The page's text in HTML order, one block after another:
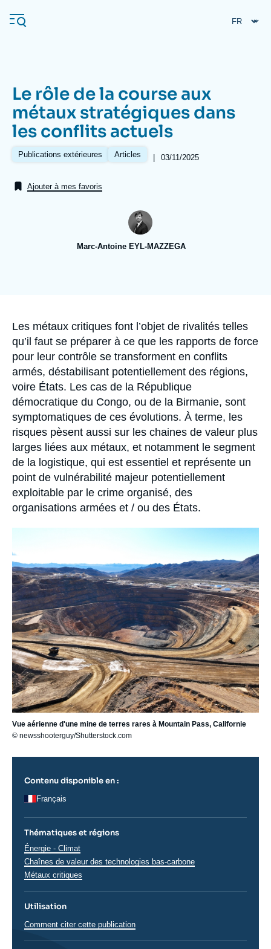
au
contenu
Navigation
principale
L'Ifri
À propos de l'Ifri
Proche-Orient
Le rôle de la course aux
métaux stratégiques dans
les conflits actuels
Publications extérieures Articles |
Date
03/11/2025
Ajouter à mes favoris
Marc-Antoine EYL-MAZZEGA
Accroche
Les métaux critiques font l’objet de rivalités telles
qu’il faut se préparer à ce que les rapports de force
pour leur contrôle se transforment en conflits
armés, déstabilisant potentiellement des régions,
voire États. Les cas de la République
démocratique du Congo, ou de la Birmanie, sont
symptomatiques de ces évolutions. À terme, les
risques pèsent aussi sur les chaines de valeur plus
larges liées aux métaux, et notamment le segment
de la logistique, qui est essentiel et représente un
point de vulnérabilité majeur potentiellement
exploitable par le crime organisé, des
organisations armées et / ou des États.
Vue aérienne d'une mine de terres rares à Mountain Pass, Californie
© newsshooterguy/Shutterstock.com
Contenu disponible en :
Français
Thématiques et régions
Thématiques
analyses
Énergie - Climat
Chaînes de valeur des technologies bas-carbone
Métaux critiques
Utilisation
Comment citer cette publication